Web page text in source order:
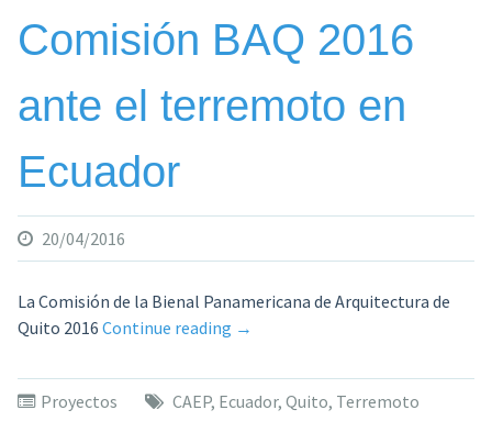
primera
edición»
Comisión BAQ 2016
ante el terremoto en
Ecuador
20/04/2016
La Comisión de la Bienal Panamericana de Arquitectura de
Quito 2016 Continue reading «Comunicado
la
Comisión
→
Proyectos CAEP, Ecuador, Quito, Terremoto